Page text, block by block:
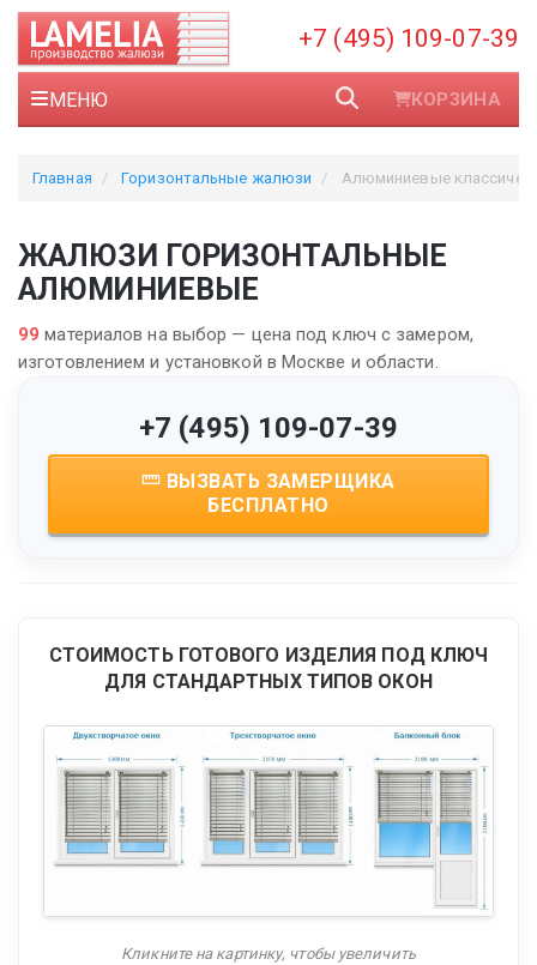
+7 (495) 109-07-39
МЕНЮ КОРЗИНА
Главная Горизонтальные жалюзи Алюминиевые
ЖАЛЮЗИ ГОРИЗОНТАЛЬНЫЕ
АЛЮМИНИЕВЫЕ
99 материалов на выбор — цена под ключ с замером,
изготовлением и установкой в Москве и области.
+7 (495) 109-07-39
ВЫЗВАТЬ ЗАМЕРЩИКА
БЕСПЛАТНО
СТОИМОСТЬ ГОТОВОГО ИЗДЕЛИЯ ПОД КЛЮЧ
ДЛЯ СТАНДАРТНЫХ ТИПОВ ОКОН
Кликните на картинку, чтобы увеличить